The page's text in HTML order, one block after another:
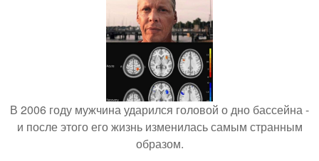
В 2006 году мужчина ударился головой о дно бассейна -
и после этого его жизнь изменилась самым странным
образом.